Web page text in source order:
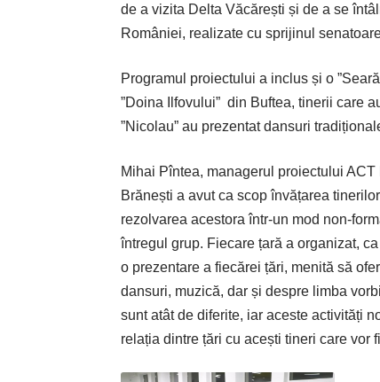
de a vizita Delta Văcărești și de a se
României, realizate cu sprijinul
Programul proiectului a inclus și o
”Doina Ilfovului” din Buftea, tinerii care
”Nicolau” au prezentat dansuri
Mihai Pîntea, managerul proiectului
Brănești a avut ca scop învățarea
rezolvarea acestora într-un mod non-
întregul grup. Fiecare țară a organizat,
o prezentare a fiecărei țări, menită să
dansuri, muzică, dar și despre limba
sunt atât de diferite, iar aceste activități
relația dintre țări cu acești tineri care vor